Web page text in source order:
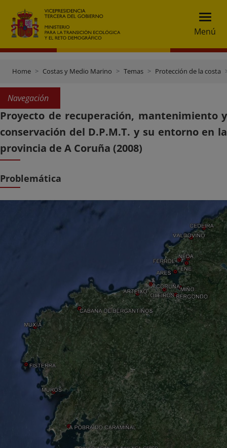
Menú
Home Costas y Medio Marino Temas Protección de la costa
Navegación
Proyecto de recuperación, mantenimiento y
conservación del D.P.M.T. y su entorno en la
provincia de A Coruña (2008)
Problemática